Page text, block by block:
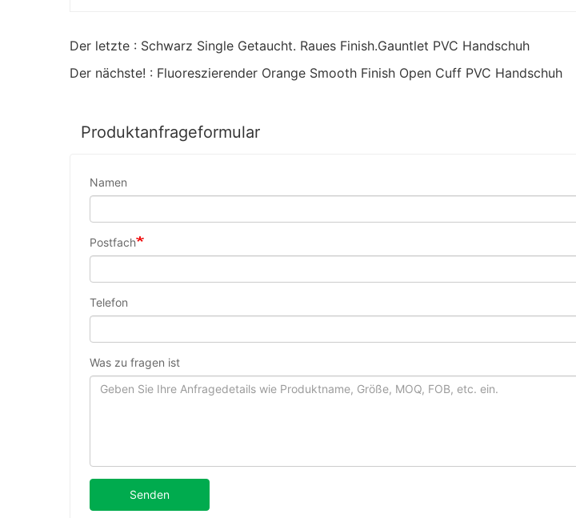
Der letzte : Schwarz Single Getaucht. Raues Finish.Gauntlet PVC Handschuh
Der nächste! : Fluoreszierender Orange Smooth Finish Open Cuff PVC Handschuh
Produktanfrageformular
Namen
Postfach
Telefon
Was zu fragen ist
Senden